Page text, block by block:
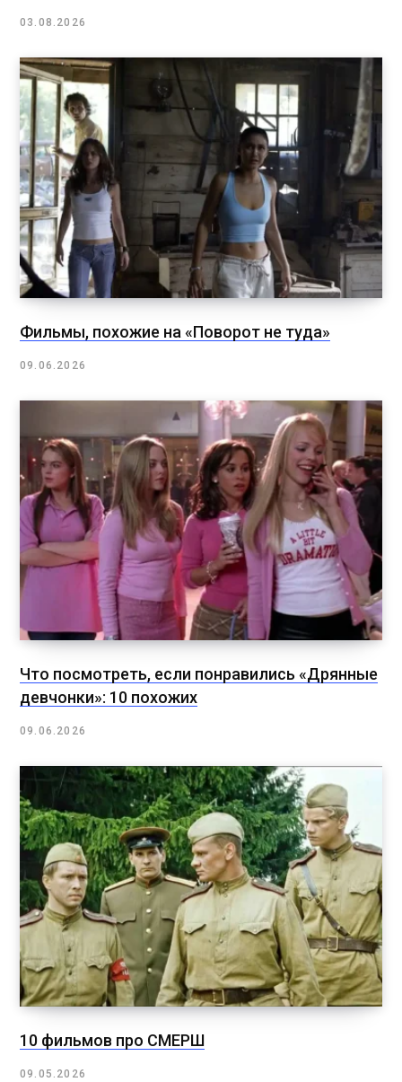
03.08.2026
Фильмы, похожие на «Поворот не туда»
09.06.2026
Что посмотреть, если понравились «Дрянные
девчонки»: 10 похожих
09.06.2026
10 фильмов про СМЕРШ
09.05.2026